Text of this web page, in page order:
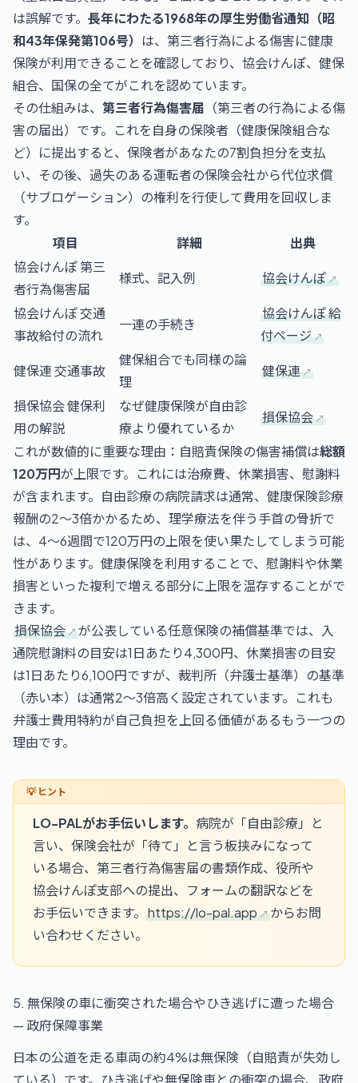
は誤解です。 長年にわたる1968年の厚生労働省通知（昭
和43年保発第106号） は、第三者行為による傷害に健康
保険が利用できることを確認しており、協会けんぽ、健保
組合、国保の全てがこれを認めています。
その仕組みは、 第三者行為傷害届 （第三者の行為による傷
害の届出）です。これを自身の保険者（健康保険組合な
ど）に提出すると、保険者があなたの7割負担分を支払
い、その後、過失のある運転者の保険会社から代位求償
（サブロゲーション）の権利を行使して費用を回収しま
す。
項目
詳細
出典
協会けんぽ 第三
者行為傷害届
様式、記入例 協会けんぽ
協会けんぽ 交通
事故給付の流れ
一連の手続き
協会けんぽ 給
付ページ
健保連 交通事故
健保組合でも同様の論
理
健保連
損保協会 健保利
用の解説
なぜ健康保険が自由診
療より優れているか
損保協会
これが数値的に重要な理由：自賠責保険の傷害補償は総額
120万円が上限です。これには治療費、休業損害、慰謝料
が含まれます。自由診療の病院請求は通常、健康保険診療
報酬の2～3倍かかるため、理学療法を伴う手首の骨折で
は、4～6週間で120万円の上限を使い果たしてしまう可能
性があります。健康保険を利用することで、慰謝料や休業
損害といった複利で増える部分に上限を温存することがで
きます。
損保協会
が公表している任意保険の補償基準では、入
通院慰謝料の目安は1日あたり4,300円、休業損害の目安
は1日あたり6,100円ですが、裁判所（弁護士基準）の基準
（赤い本）は通常2～3倍高く設定されています。これも
弁護士費用特約が自己負担を上回る価値があるもう一つの
理由です。
LO-PALがお手伝いします。 病院が「自由診療」と
言い、保険会社が「待て」と言う板挟みになって
いる場合、第三者行為傷害届の書類作成、役所や
協会けんぽ支部への提出、フォームの翻訳などを
お手伝いできます。 https://lo-pal.app
からお問
い合わせください。
5. 無保険の車に衝突された場合やひき逃げに遭った場合
— 政府保障事業
日本の公道を走る車両の約4%は無保険（自賠責が失効し
ている）です。ひき逃げや無保険車との衝突の場合、政府